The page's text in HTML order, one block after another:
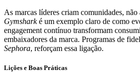
As marcas líderes criam comunidades, não
Gymsharké um exemplo claro de como
engagement contínuo transformam
embaixadores da marca. Programas de
Sephora, reforçam essa ligação.
Lições e Boas Práticas